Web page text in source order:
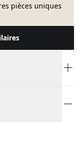
pièces uniques